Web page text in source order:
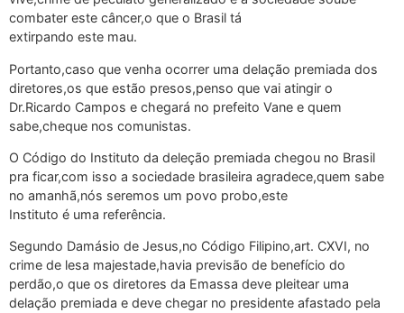
combater este câncer,o que o Brasil tá
extirpando este mau.
Portanto,caso que venha ocorrer uma delação premiada dos
diretores,os que estão presos,penso que vai atingir o
Dr.Ricardo Campos e chegará no prefeito Vane e quem
sabe,cheque nos comunistas.
O Código do Instituto da deleção premiada chegou no Brasil
pra ficar,com isso a sociedade brasileira agradece,quem sabe
no amanhã,nós seremos um povo probo,este
Instituto é uma referência.
Segundo Damásio de Jesus,no Código Filipino,art. CXVI, no
crime de lesa majestade,havia previsão de benefício do
perdão,o que os diretores da Emassa deve pleitear uma
delação premiada e deve chegar no presidente afastado pela